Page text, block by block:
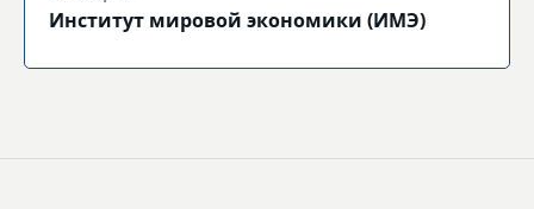
Институт мировой экономики (ИМЭ)